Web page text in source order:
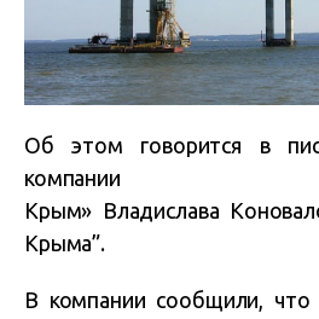
Об этом говорится в
компании
Крым» Владислава
Крыма”.
В компании сообщили,